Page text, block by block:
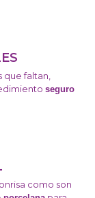
faltan,
seguro
como son